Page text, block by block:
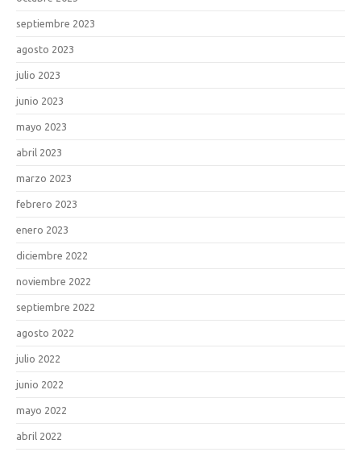
septiembre 2023
agosto 2023
julio 2023
junio 2023
mayo 2023
abril 2023
marzo 2023
febrero 2023
enero 2023
diciembre 2022
noviembre 2022
septiembre 2022
agosto 2022
julio 2022
junio 2022
mayo 2022
abril 2022